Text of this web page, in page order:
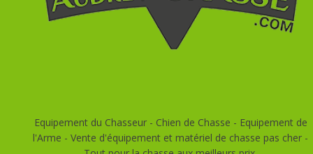
Equipement du Chasseur - Chien de Chasse - Equipement de
l'Arme - Vente d'équipement et matériel de chasse pas cher -